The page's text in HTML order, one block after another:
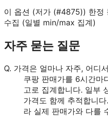
이 옵션 (저가 (#4875)) 한정
수집 (일별 min/max 집계)
자주 묻는 질문
Q. 가격은 얼마나 자주, 어디
쿠팡 판매가를 6시간마
고로 집계합니다. 일부
가격도 함께 추적합니
라 실제 판매가와 다를